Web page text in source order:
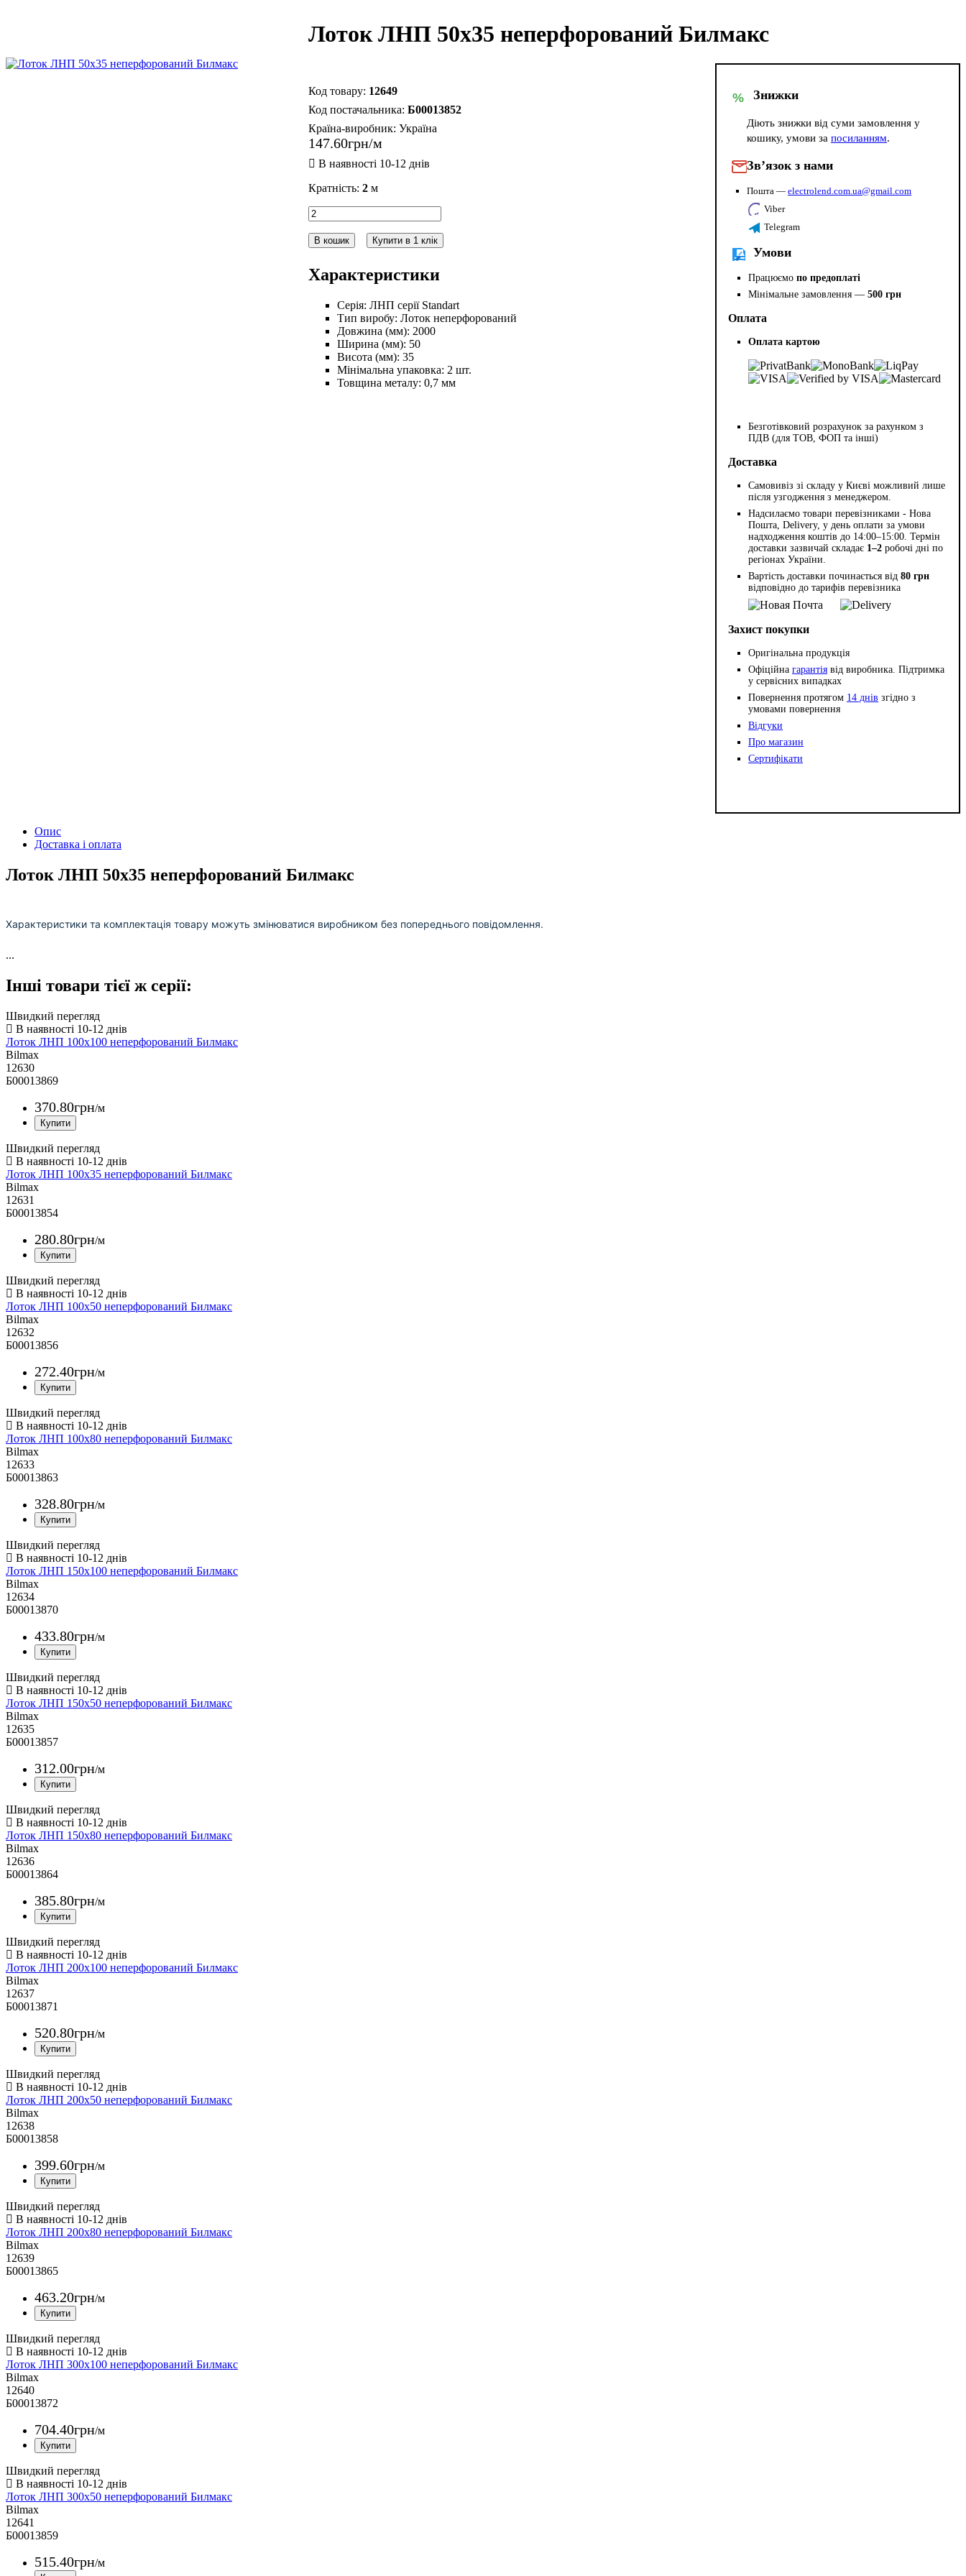
Лоток ЛНП 50х35 неперфорований Билмакс
12649
Б00013852
Країна-виробник: Україна
147.60грн
Кратність: 2м
В кошик Купити в 1 клік
Характеристики
Серія: ЛНП серії Standart
Тип виробу: Лоток неперфорований
Довжина (мм): 2000
Ширина (мм): 50
Висота (мм): 35
Мінімальна упаковка: 2 шт.
Товщина металу: 0,7 мм
% Знижки
Діють знижки від суми замовлення у
кошику, умови запосиланням.
Зв’язок з нами
Пошта —electrolend.com.ua@gmail.com
Viber
Telegram
Умови
Працюємопо предоплаті
Мінімальне замовлення —500 грн
Оплата
Оплата картою
Безготівковий розрахунок за рахунком з
ПДВ (для ТОВ, ФОП та інші)
Доставка
Самовивіз зі складу у Києві можливий лише
після узгодження з менеджером.
Надсилаємо товари перевізниками - Нова
Пошта, Delivery, у день оплати за умови
надходження коштів до 14:00–15:00. Термін
доставки зазвичай складає 1–2 робочі дні по
регіонах України.
Вартість доставки починається від80 грн
відповідно до тарифів перевізника
Захист покупки
Оригінальна продукція
Офіційнагарантія від виробника. Підтримка
у сервісних випадках
Повернення протягом 14 днів згідно з
умовами повернення
Відгуки
Про магазин
Сертифікати
Опис
Доставка і оплата
Лоток ЛНП 50х35 неперфорований Билмакс
Характеристики та комплектація товару можуть змінюватися виробником без попереднього повідомлення.
...
Інші товари тієї ж серії:
Швидкий перегляд
Лоток ЛНП 100х100 неперфорований Билмакс
Bilmax
12630
Б00013869
370.80грн/м
Швидкий перегляд
Лоток ЛНП 100х35 неперфорований Билмакс
Bilmax
12631
Б00013854
280.80грн/м
Швидкий перегляд
Лоток ЛНП 100х50 неперфорований Билмакс
Bilmax
12632
Б00013856
272.40грн/м
Швидкий перегляд
Лоток ЛНП 100х80 неперфорований Билмакс
Bilmax
12633
Б00013863
328.80грн/м
Швидкий перегляд
Лоток ЛНП 150х100 неперфорований Билмакс
Bilmax
12634
Б00013870
433.80грн/м
Швидкий перегляд
Лоток ЛНП 150х50 неперфорований Билмакс
Bilmax
12635
Б00013857
312.00грн/м
Швидкий перегляд
Лоток ЛНП 150х80 неперфорований Билмакс
Bilmax
12636
Б00013864
385.80грн/м
Швидкий перегляд
Лоток ЛНП 200х100 неперфорований Билмакс
Bilmax
12637
Б00013871
520.80грн/м
Швидкий перегляд
Лоток ЛНП 200х50 неперфорований Билмакс
Bilmax
12638
Б00013858
399.60грн/м
Швидкий перегляд
Лоток ЛНП 200х80 неперфорований Билмакс
Bilmax
12639
Б00013865
463.20грн/м
Швидкий перегляд
Лоток ЛНП 300х100 неперфорований Билмакс
Bilmax
12640
Б00013872
704.40грн/м
Швидкий перегляд
Лоток ЛНП 300х50 неперфорований Билмакс
Bilmax
12641
Б00013859
515.40грн/м